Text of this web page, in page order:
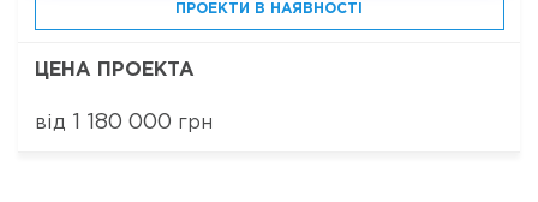
ПРОЕКТИ В НАЯВНОСТІ
ЦЕНА ПРОЕКТА
від 1 180 000 грн